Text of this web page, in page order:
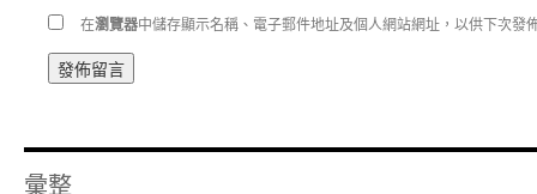
在瀏覽器中儲存顯示名稱、電子郵件地址及個人網站網址，以供下次發
彙整